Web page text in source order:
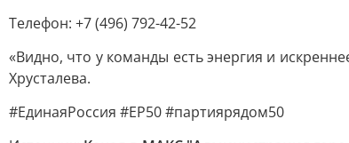
Телефон: +7 (496) 792-42-52
«Видно, что у команды есть энергия и
Хрусталева.
#ЕдинаяРоссия #ЕР50 #партиярядом50